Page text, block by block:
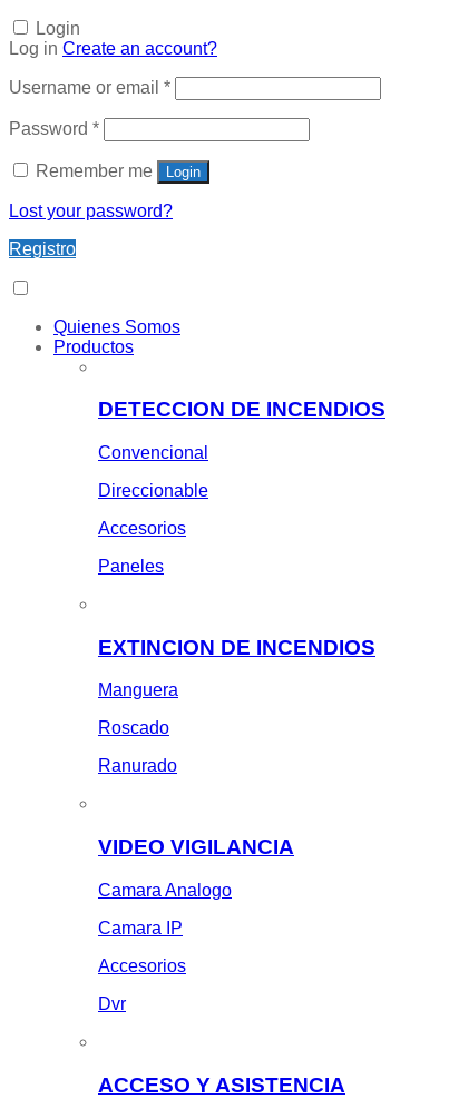
Login
Log in Create an account?
Username or email *
Password *
Remember me Login
Lost your password?
Registro
Quienes Somos
Productos
DETECCION DE INCENDIOS
Convencional
Direccionable
Accesorios
Paneles
EXTINCION DE INCENDIOS
Manguera
Roscado
Ranurado
VIDEO VIGILANCIA
Camara Analogo
Camara IP
Accesorios
Dvr
ACCESO Y ASISTENCIA